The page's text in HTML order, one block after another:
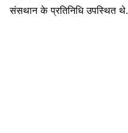
संसथान के प्रतिनिधि उपस्थित थे.